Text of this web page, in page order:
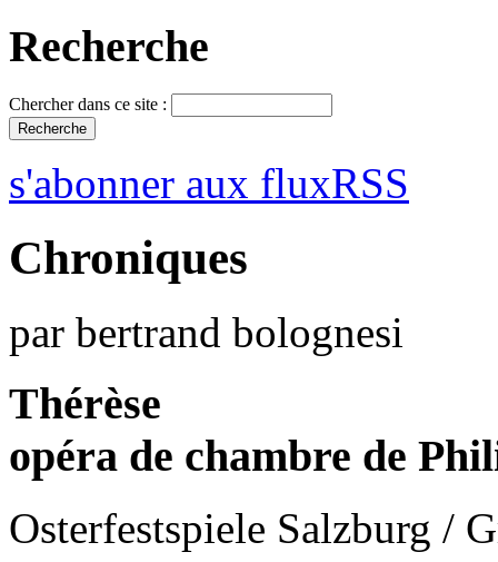
Recherche
Chercher dans ce site :
s'abonner aux fluxRSS
Chroniques
par bertrand bolognesi
Thérèse
opéra de chambre de
Osterfestspiele Salzburg /